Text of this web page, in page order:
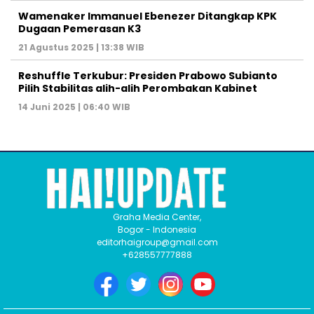
Wamenaker Immanuel Ebenezer Ditangkap KPK
Dugaan Pemerasan K3
21 Agustus 2025 | 13:38 WIB
Reshuffle Terkubur: Presiden Prabowo Subianto
Pilih Stabilitas alih-alih Perombakan Kabinet
14 Juni 2025 | 06:40 WIB
Graha Media Center,
Bogor - Indonesia
editorhaigroup@gmail.com
+628557777888